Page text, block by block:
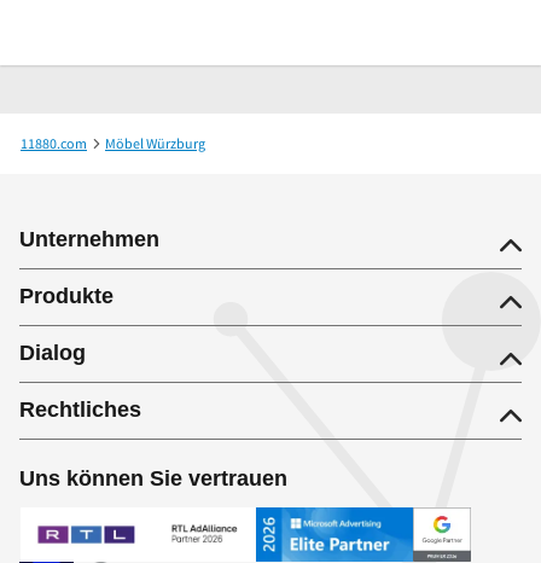
11880.com
Möbel Würzburg
Unternehmen
Produkte
Dialog
Rechtliches
Uns können Sie vertrauen